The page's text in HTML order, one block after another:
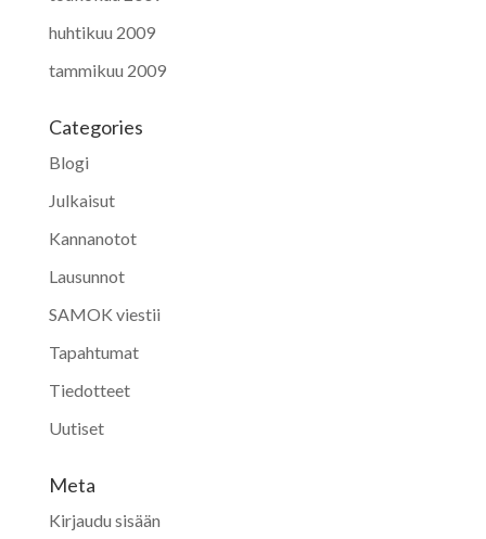
huhtikuu 2009
tammikuu 2009
Categories
Blogi
Julkaisut
Kannanotot
Lausunnot
SAMOK viestii
Tapahtumat
Tiedotteet
Uutiset
Meta
Kirjaudu sisään